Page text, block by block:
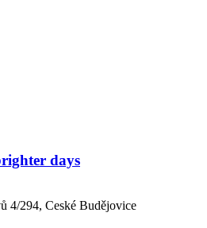
days
4/294, Ceské Budějovice